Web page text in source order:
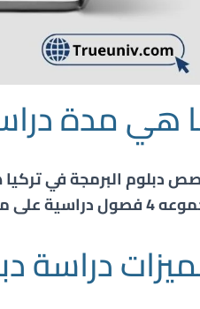
هي مدة
دبلوم البرمجةفي
على مدى سنتين فقط .
دراسة